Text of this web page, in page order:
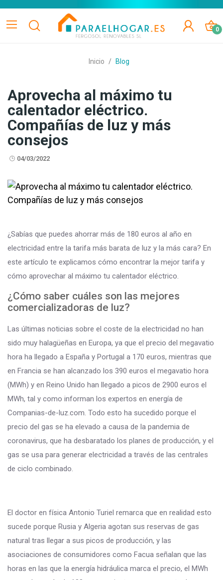
0
Inicio Blog
Aprovecha al máximo tu
calentador eléctrico.
Compañías de luz y más
consejos
04/03/2022
¿Sabías que puedes ahorrar más de 180 euros al año en
electricidad entre la tarifa más barata de luz y la más cara? En
este artículo te explicamos cómo encontrar la mejor tarifa y
cómo aprovechar al máximo tu calentador eléctrico.
¿Cómo saber cuáles son las mejores
comercializadoras de luz?
Las últimas noticias sobre el coste de la electricidad no han
sido muy halagüeñas en Europa, ya que el precio del megavatio
hora ha llegado a España y Portugal a 170 euros, mientras que
en Francia se han alcanzado los 390 euros el megavatio hora
(MWh) y en Reino Unido han llegado a picos de 2900 euros el
MWh, tal y como informan los expertos en energía de
Companias-de-luz.com. Todo esto ha sucedido porque el
precio del gas se ha elevado a causa de la pandemia de
coronavirus, que ha desbaratado los planes de producción, y el
gas se usa para generar electricidad a través de las centrales
de ciclo combinado.
El doctor en física Antonio Turiel remarca que en realidad esto
sucede porque Rusia y Algeria agotan sus reservas de gas
natural tras llegar a sus picos de producción, y las
asociaciones de consumidores como Facua señalan que las
horas en las que la energía hidráulica marca el precio, el MWh